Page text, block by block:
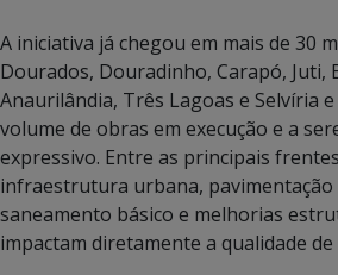
A iniciativa já chegou em mais de 30
Dourados, Douradinho, Carapó, Juti,
Anaurilândia, Três Lagoas e Selvíria
volume de obras em execução e a
expressivo. Entre as principais
infraestrutura urbana,
saneamento básico e melhorias
impactam diretamente a qualidade de